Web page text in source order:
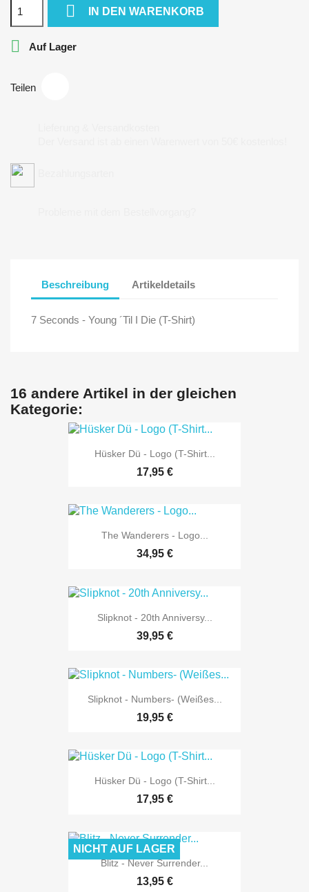
 IN DEN WARENKORB
 Auf Lager
Teilen
Beschreibung Artikeldetails
7 Seconds - Young ´Til I Die (T-Shirt)
16 andere Artikel in der gleichen
Kategorie:
Hüsker Dü - Logo (T-Shirt...
17,95 €
The Wanderers - Logo...
34,95 €
Slipknot - 20th Anniversy...
39,95 €
Slipknot - Numbers- (Weißes...
19,95 €
Hüsker Dü - Logo (T-Shirt...
17,95 €
Blitz - Never Surrender...
13,95 €
NICHT AUF LAGER